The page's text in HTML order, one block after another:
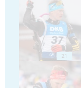
21